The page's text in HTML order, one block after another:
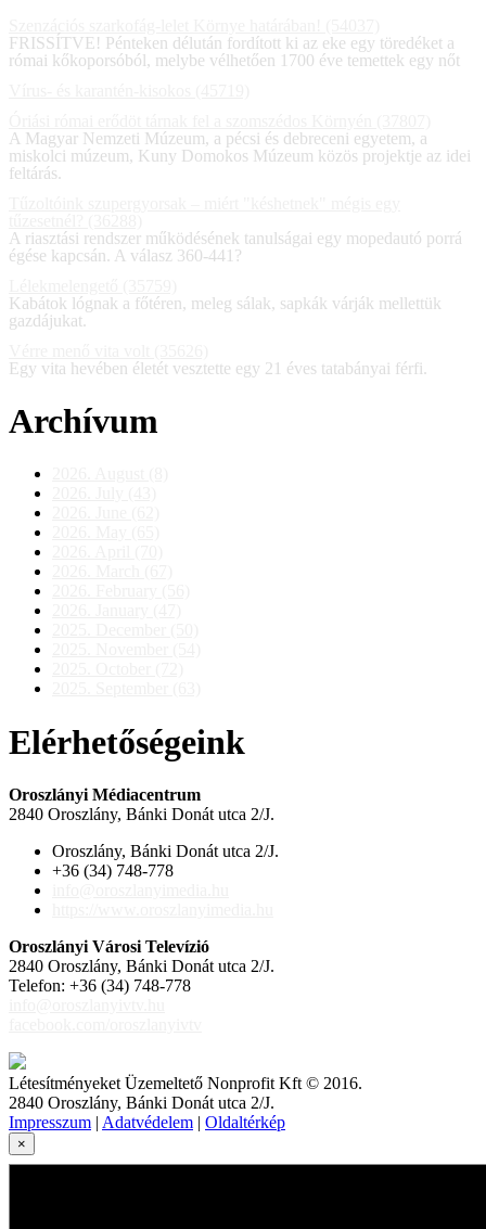
FRISSÍTVE! Pénteken délután fordított ki az eke egy töredéket a
római kőkoporsóból, melybe vélhetően 1700 éve temettek egy nőt
A Magyar Nemzeti Múzeum, a pécsi és debreceni egyetem, a
miskolci múzeum, Kuny Domokos Múzeum közös projektje az idei
feltárás.
A riasztási rendszer működésének tanulságai egy mopedautó porrá
égése kapcsán. A válasz 360-441?
Kabátok lógnak a főtéren, meleg sálak, sapkák várják mellettük
gazdájukat.
Egy vita hevében életét vesztette egy 21 éves tatabányai férfi.
Archívum
Elérhetőségeink
Oroszlányi Médiacentrum
2840 Oroszlány, Bánki Donát utca 2/J.
Oroszlány, Bánki Donát utca 2/J.
+36 (34) 748-778
Oroszlányi Városi Televízió
2840 Oroszlány, Bánki Donát utca 2/J.
Telefon: +36 (34) 748-778
Létesítményeket Üzemeltető Nonprofit Kft © 2016.
2840 Oroszlány, Bánki Donát utca 2/J.
Impresszum | Adatvédelem | Oldaltérkép
×